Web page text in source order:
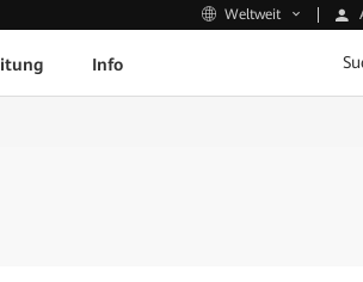
Weltweit
Info